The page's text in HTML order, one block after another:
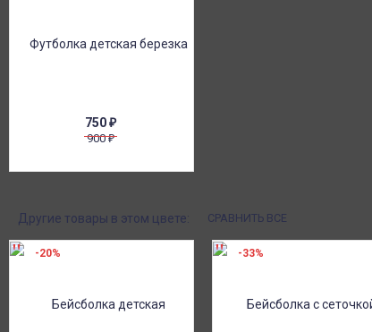
750₽
900₽
Другие товары в этом цвете: СРАВНИТЬ ВСЕ
-20% -33%